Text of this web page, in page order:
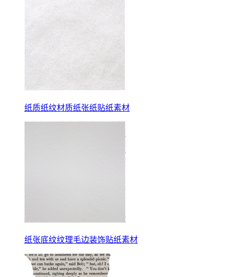
纸质纸纹材质纸张纸贴纸素材
纸张底纹纹理毛边装饰贴纸素材